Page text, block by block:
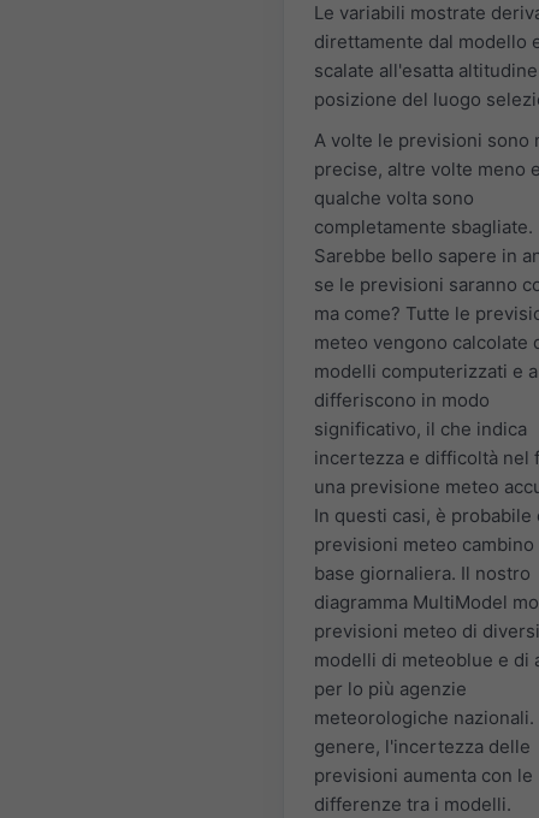
Le variabili mostrate
direttamente dal modello
scalate all'esatta
posizione del luogo
A volte le previsioni sono
precise, altre volte meno
qualche volta sono
completamente sbagliate.
Sarebbe bello sapere in
se le previsioni saranno
ma come? Tutte le
meteo vengono calcolate
modelli computerizzati e
differiscono in modo
significativo, il che indica
incertezza e difficoltà nel
una previsione meteo
In questi casi, è probabile
previsioni meteo cambino
base giornaliera. Il nostro
diagramma MultiModel
previsioni meteo di diversi
modelli di meteoblue e di
per lo più agenzie
meteorologiche nazionali.
genere, l'incertezza delle
previsioni aumenta con le
differenze tra i modelli.